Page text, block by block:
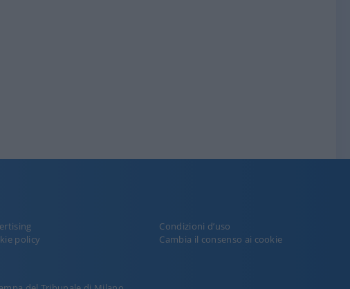
Condizioni d’uso
policy
Cambia il consenso ai cookie